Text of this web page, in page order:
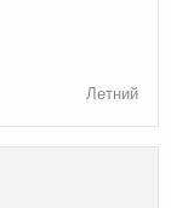
Летний